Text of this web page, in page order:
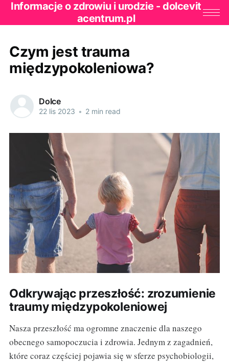
Informacje o zdrowiu i urodzie - dolcevit
acentrum.pl
Czym jest trauma
międzypokoleniowa?
Dolce
22 lis 2023 • 2 min read
Odkrywając przeszłość: zrozumienie
traumy międzypokoleniowej
Nasza przeszłość ma ogromne znaczenie dla naszego
obecnego samopoczucia i zdrowia. Jednym z zagadnień,
które coraz częściej pojawia się w sferze psychobiologii,